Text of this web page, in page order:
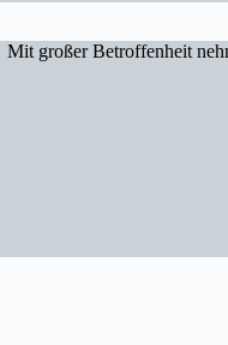
Mit großer Betroffenheit